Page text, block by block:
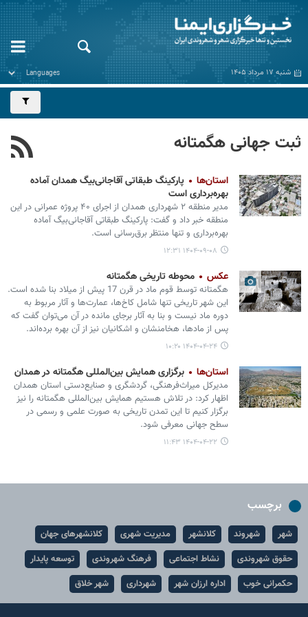
شنبه ۱۷ مرداد ۱۴۰۵
ثبت جهانی هگمتانه
استان‌ها
پارکینگ طبقاتی آقاجانی‌بیگ همدان آماده
بهره‌برداری است
مدیر منطقه ۲ شهرداری همدان از اجرای ۴۰ پروژه عمرانی در این
منطقه خبر داد و گفت: پارکینگ طبقاتی آقاجانی‌بیگ آماده
بهره‌برداری و تنها منتظر برق‌رسانی است.
۱۴۰۴-۰۹-۰۸ ۱۲:۳۱
عکس محوطه تاریخی هگمتانه
هگمتانه توسط قوم ماد در قرن 17 پیش از میلاد بنا شده است.
این شهر تاریخی تنها شامل کاخ‌ها، عمارت‌ها و آثار مربوط به
دوره ماد نیست و بنا به آثار برجای مانده در آن می‌توان گفت که
پس از مادها، هخامنشان و اشکانیان نیز از آن بهره برده‌اند.
۱۴۰۴-۰۴-۲۴ ۱۰:۲۰
استان‌ها برگزاری همایش بین‌المللی هگمتانه در همدان
مدیرکل میراث‌فرهنگی، گردشگری و صنایع‌دستی استان همدان
اظهار کرد: در تلاش هستیم همایش بین‌المللی هگمتانه را نیز
برگزار کنیم تا این تمدن تاریخی به صورت علمی و رسمی در
سطح جهانی معرفی شود.
۱۴۰۴-۰۴-۲۲ ۱۱:۴۳
برچسب
شهر شهروند کلانشهر مدیریت شهری
کلانشهرهای جهان
حقوق شهروندی
نشاط اجتماعی فرهنگ شهروندی
توسعه پایدار
حکمرانی خوب
اداره ارزان شهر شهرداری شهر خلاق